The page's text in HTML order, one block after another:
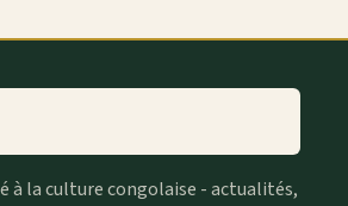
à la culture congolaise - actualités,